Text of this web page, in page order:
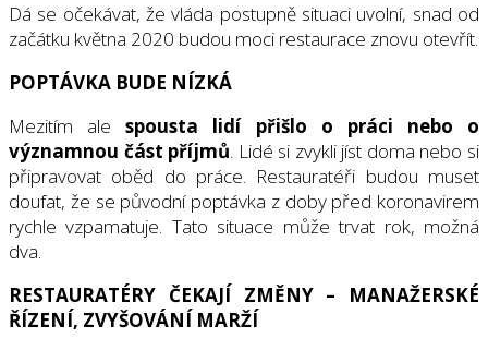
Dá se očekávat, že vláda postupně situaci uvolní, snad od
začátku května 2020 budou moci restaurace znovu otevřít.
POPTÁVKA BUDE NÍZKÁ
Mezitím alespousta lidí přišlo o práci nebo o
významnou část příjmů. Lidé si zvykli jíst doma nebo si
připravovat oběd do práce. Restauratéři budou muset
doufat, že se původní poptávka z doby před koronavirem
rychle vzpamatuje. Tato situace může trvat rok, možná
dva.
RESTAURATÉRY ČEKAJÍ ZMĚNY – MANAŽERSKÉ
ŘÍZENÍ, ZVYŠOVÁNÍ MARŽÍ